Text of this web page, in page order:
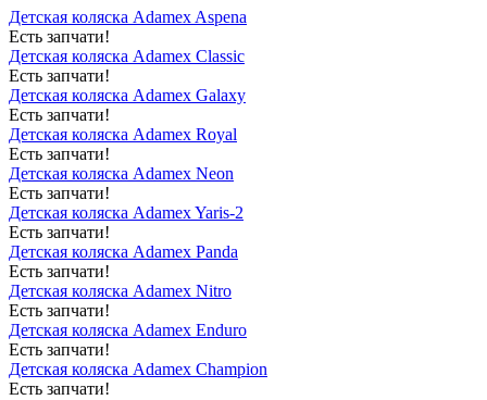
Детская коляска Adamex Aspena
Есть запчати!
Детская коляска Adamex Classic
Есть запчати!
Детская коляска Adamex Galaxy
Есть запчати!
Детская коляска Adamex Royal
Есть запчати!
Детская коляска Adamex Neon
Есть запчати!
Детская коляска Adamex Yaris-2
Есть запчати!
Детская коляска Adamex Panda
Есть запчати!
Детская коляска Adamex Nitro
Есть запчати!
Детская коляска Adamex Enduro
Есть запчати!
Детская коляска Adamex Champion
Есть запчати!